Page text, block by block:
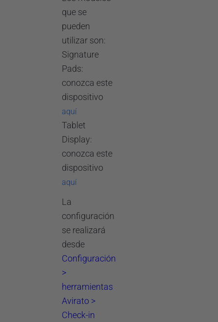
que se
pueden
utilizar son:
Signature
Pads:
conozca este
dispositivo
aquí
Tablet
Display:
conozca este
dispositivo
aquí
La
configuración
se realizará
desde
Configuración
>
herramientas
Avirato >
Check-in